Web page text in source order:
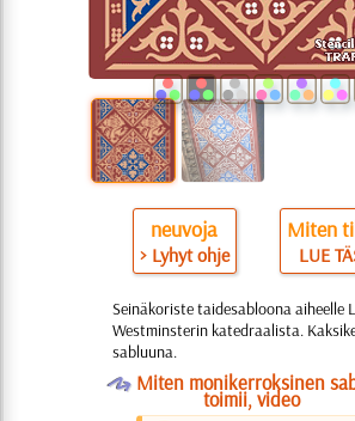
neuvoja
> Lyhyt ohje
Miten
LUE
Seinäkoriste taidesabloona aiheelle
Westminsterin katedraalista.
sabluuna.
OMiten monikerroksinen
toimii, video